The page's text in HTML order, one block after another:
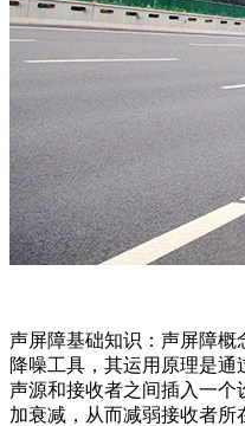
声屏障基础知识：声屏障概
降噪工具，其运用原理是
声源和接收者之间插入一
加衰减，从而减弱接收者